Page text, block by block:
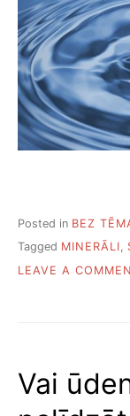
Posted in BEZ
Tagged MINERĀLI,
LEAVE A
Vai